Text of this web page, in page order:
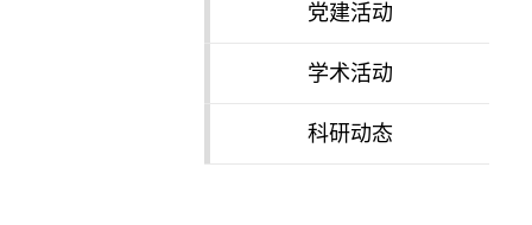
党建活动
学术活动
科研动态